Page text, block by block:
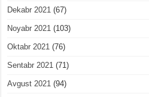
Dekabr 2021 (67)
Noyabr 2021 (103)
Oktabr 2021 (76)
Sentabr 2021 (71)
Avgust 2021 (94)